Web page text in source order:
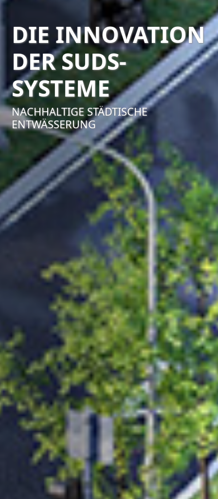
DIE INNOVATION
DER SUDS-
SYSTEME
NACHHALTIGE STÄDTISCHE
ENTWÄSSERUNG